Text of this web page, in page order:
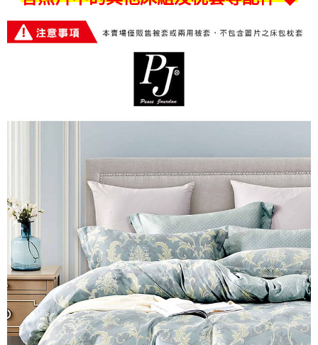
２．訂單成立數日內，您將收到繳費通知簡訊。
３．收到繳費通知簡訊後14天內，點擊此簡訊中的連結，可透過四大超商／
ATM／網路銀行／等多元方式進行付款，方視為交易完成。
※ 請注意：結帳手續完成當下不需立刻繳費，但若您需要取消訂單，請聯絡
購買商品的店家。未經商家同意取消之訂單仍視為有效，需透過AFTEE先享
※ 交易是否成功請以「AFTEE先享後付 」之結帳頁面顯示為準，若有關於
是否繳費成功／繳費後需取消欲退款等相關疑問，請聯繫「AFTEE先享後付
易，需依本服務之必要範圍內提供個人資料，並將交易相關給付款項請求債
權轉讓予恩沛科技股份有限公司。
２．關於個人資料處理事宜，請瀏覽以下網址：
https://aftee.tw/terms/#terms3
３．未成年的使用者請事先徵得法定代理人或監護人之同意方可使用
「AFTEE先享後付」，若未經同意申辦者引起之損失，本公司不負相關責
任。
４．使用「AFTEE先享後付」時，將依據個別帳號之用戶狀況，依本公司即
時審查核予不同之上限額度；若仍有額度不足之情形，本公司將視審查結果
請求用戶進行身份認證。
５．嚴禁一人註冊多個帳號或使用他人資訊註冊。若發現惡意使用之情形，
恩沛科技股份有限公司將有權停止該用戶之使用額度並採取法律行動。